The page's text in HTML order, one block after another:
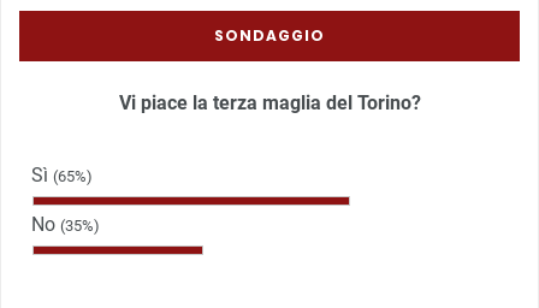
SONDAGGIO
Vi piace la terza maglia del Torino?
Sì (65%)
No (35%)